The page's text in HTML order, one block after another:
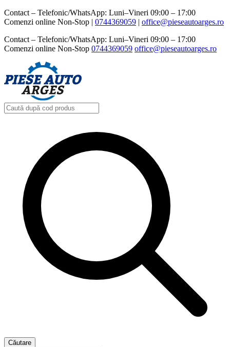
Contact – Telefonic/WhatsApp: Luni–Vineri 09:00 – 17:00
Comenzi online Non-Stop | 0744369059‬ | office@pieseautoarges.ro
Contact – Telefonic/WhatsApp: Luni–Vineri 09:00 – 17:00
Comenzi online Non-Stop 0744369059‬ office@pieseautoarges.ro
Căutare